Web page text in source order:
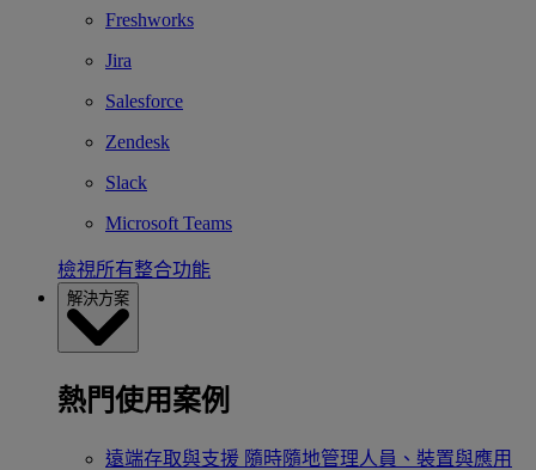
Freshworks
Jira
Salesforce
Zendesk
Slack
Microsoft Teams
檢視所有整合功能
解決方案
熱門使用案例
遠端存取與支援 隨時隨地管理人員、裝置與應用